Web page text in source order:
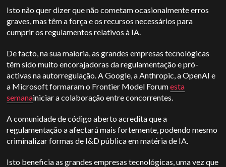
Isto não quer dizer que não cometam ocasionalmente erros
graves, mas têm a força e os recursos necessários para
cumprir os regulamentos relativos à IA.
De facto, na sua maioria, as grandes empresas tecnológicas
têm sido muito encorajadoras da regulamentação e pró-
activas na autorregulação. A Google, a Anthropic, a OpenAI e
a Microsoft formaram o Frontier Model Forumesta
semanainiciar a colaboração entre concorrentes.
A comunidade de código aberto acredita que a
regulamentação a afectará mais fortemente, podendo mesmo
criminalizar formas de I&D pública em matéria de IA.
Isto beneficia as grandes empresas tecnológicas, uma vez que